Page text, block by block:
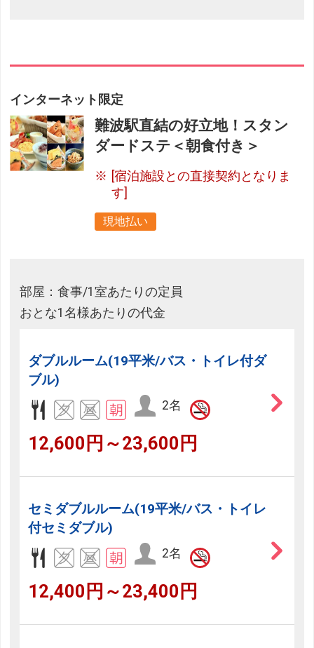
インターネット限定
難波駅直結の好立地！スタン
ダードステ＜朝食付き＞
[宿泊施設との直接契約となりま
す]
現地払い
部屋：食事/1室あたりの定員
おとな1名様あたりの代金
ダブルルーム(19平米/バス・トイレ付ダ
ブル)
2名
12,600円～23,600円
セミダブルルーム(19平米/バス・トイレ
付セミダブル)
2名
12,400円～23,400円